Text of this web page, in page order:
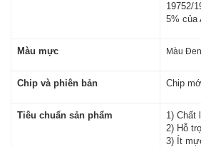
19752/
5% của
Màu mực Màu Đen
Chip và phiên bản Chip
Tiêu chuẩn sản phẩm
1) Chất
2) Hỗ
3) Ít